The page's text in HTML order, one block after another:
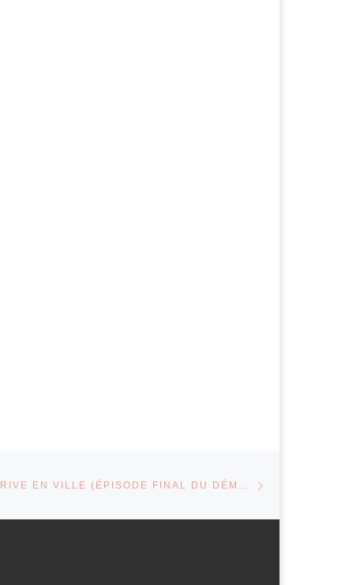
QUAND ON ARRIVE EN VILLE (ÉPISODE FINAL DU DÉMÉNAGEMENT DE SYNAPS)